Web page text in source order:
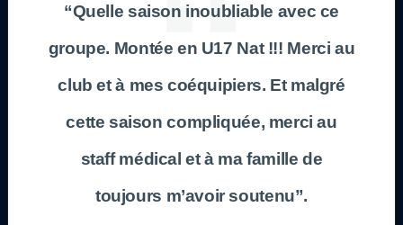
“Quelle saison inoubliable avec ce
groupe. Montée en U17 Nat !!! Merci au
club et à mes coéquipiers. Et malgré
cette saison compliquée, merci au
staff médical et à ma famille de
toujours m’avoir soutenu”.